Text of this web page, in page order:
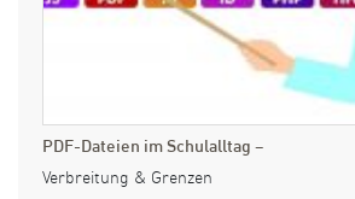
PDF-Dateien im Schulalltag –
Verbreitung & Grenzen